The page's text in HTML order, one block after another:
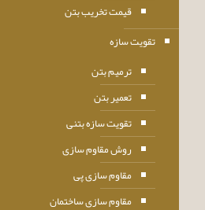
قیمت تخریب بتن
تقویت سازه
ترمیم بتن
تعمیر بتن
تقویت سازه بتنی
روش مقاوم سازی
مقاوم سازی پی
مقاوم سازی ساختمان